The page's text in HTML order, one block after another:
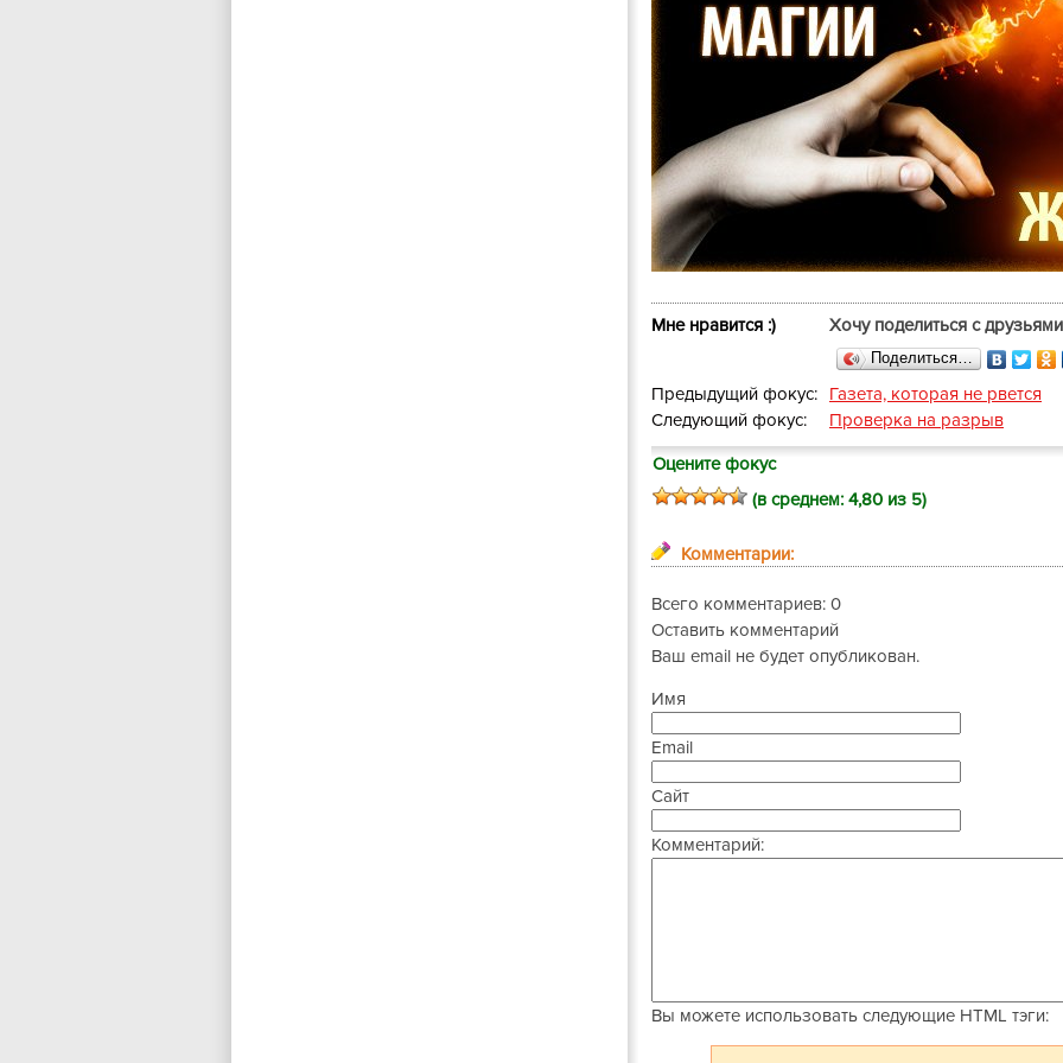
Мне нравится :) Хочу поделиться с
Поделиться…
Предыдущий фокус:
Следующий фокус:
Газета, которая не рвется
Проверка на разрыв
Оцените фокус
(в среднем: 4,80 из 5)
Комментарии:
Всего комментариев: 0
Оставить комментарий
Ваш email не будет опубликован.
Имя
Email
Сайт
Комментарий:
Вы можете использовать следующие HTML тэги: